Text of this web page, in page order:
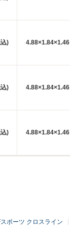
) 4.88×1.84×1.46
) 4.88×1.84×1.46
) 4.88×1.84×1.46
ポーツ クロスライン